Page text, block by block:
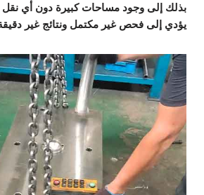
بذلك إلى وجود مساحات كبيرة دون أي نقل
يؤدي إلى فحص غير مكتمل ونتائج غير